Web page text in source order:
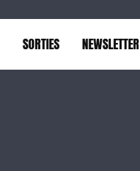
SORTIES NEWSLETTER